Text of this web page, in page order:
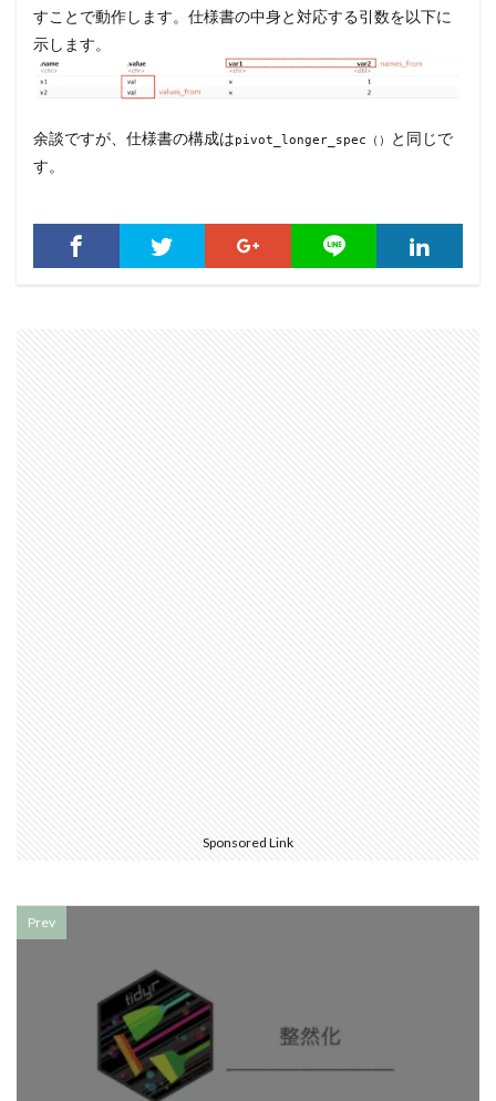
すことで動作します。仕様書の中身と対応する引数を以下に
示します。
余談ですが、仕様書の構成はpivot_longer_spec（）
と同じで
す。
Sponsored Link
Prev